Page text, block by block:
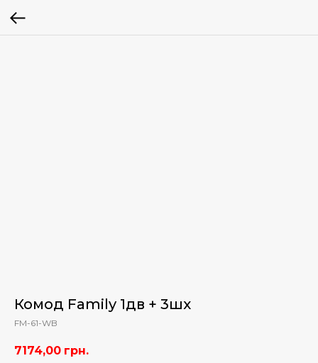
Комод Family 1дв + 3шх
FM-61-WB
7174,00 грн.